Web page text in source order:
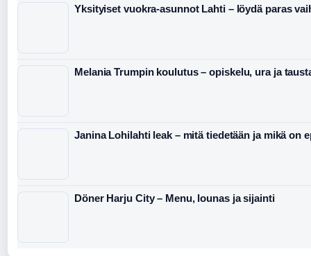
Yksityiset vuokra-asunnot Lahti – löydä paras
Melania Trumpin koulutus – opiskelu, ura ja
Janina Lohilahti leak – mitä tiedetään ja mikä on
Döner Harju City – Menu, lounas ja sijainti